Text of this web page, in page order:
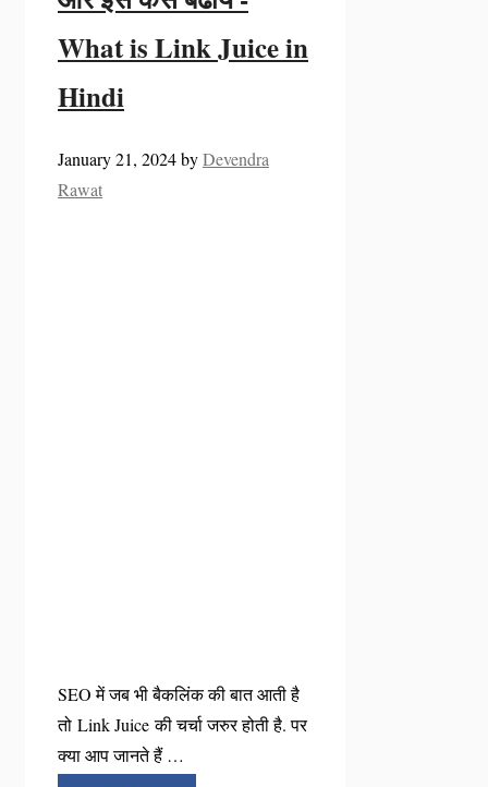
What is Link Juice in
Hindi
January 21, 2024byDevendra
Rawat
SEO में जब भी बैकलिंक की बात आती है
तो Link Juice की चर्चा जरुर होती है. पर
क्या आप जानते हैं …